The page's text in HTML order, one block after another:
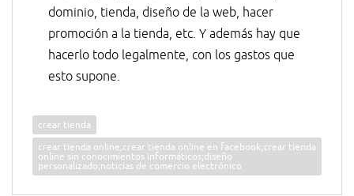
dominio, tienda, diseño de la web, hacer
promoción a la tienda, etc. Y además hay que
hacerlo todo legalmente, con los gastos que
esto supone.
crear tienda
crear tienda online;crear tienda online en facebook;crear tienda
online sin conocimientos informáticos;diseño
personalizado;noticias de comercio electrónico